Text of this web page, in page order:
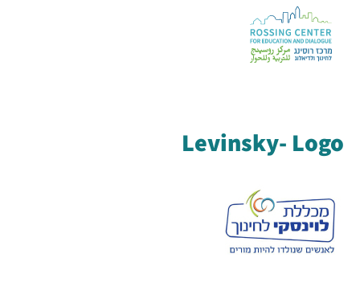
Levinsky- Logo